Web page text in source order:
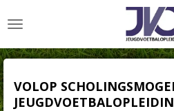
direct
de
VOLOP